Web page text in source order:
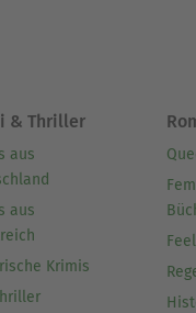
& Thriller
aus
aus
Krimis